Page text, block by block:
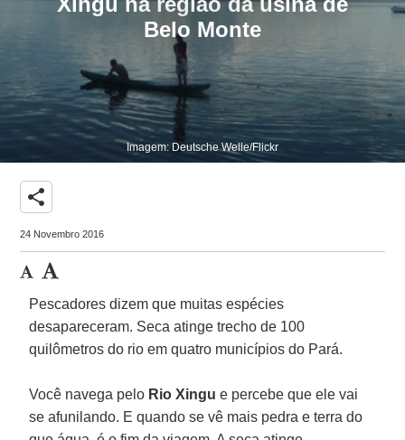
Belo Monte
Imagem: Deutsche Welle/Flickr
share
24 Novembro 2016
Pescadores dizem que muitas espécies
desapareceram. Seca atinge trecho de 100
quilômetros do rio em quatro municípios do Pará.
Você navega pelo Rio Xingu e percebe que ele vai
se afunilando. E quando se vê mais pedra e terra do